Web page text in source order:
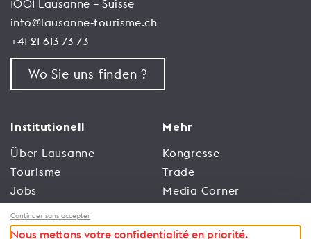
1001 Lausanne – Suisse
info@lausanne-tourisme.ch
+41 21 613 73 73
Wo Sie uns finden ?
Institutionell
Über Lausanne
Tourisme
Jobs
Nutzungsbedingungen
Mehr
Kongresse
Trade
Media Corner
Leitfäden
Continuer sans accepter
Nous mettons votre confidentialité en priorité.